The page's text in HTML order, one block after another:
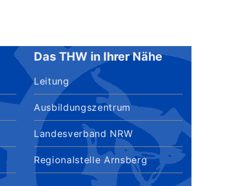
Das THW in Ihrer Nähe
Leitung
Ausbildungszentrum
Landesverband NRW
Regionalstelle Arnsberg